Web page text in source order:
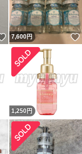
いいね！
7,600円
1,250 円